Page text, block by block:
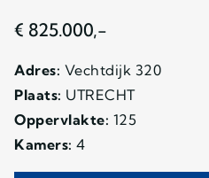
€ 825.000,-
Adres: Vechtdijk 320
Plaats: UTRECHT
Oppervlakte: 125
Kamers: 4